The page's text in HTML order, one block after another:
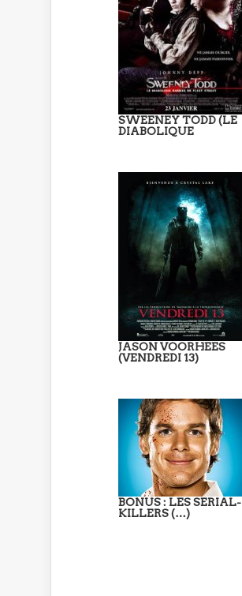
SWEENEY TODD (LE
DIABOLIQUE
JASON VOORHEES
(VENDREDI 13)
BONUS : LES SERIAL-
KILLERS (…)